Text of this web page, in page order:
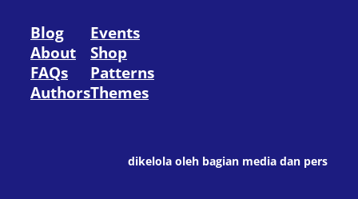
Blog
About
FAQs
Authors
Events
Shop
Patterns
Themes
dikelola oleh bagian media dan pers